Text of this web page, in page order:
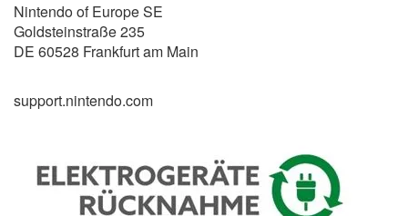
Nintendo of Europe SE
Goldsteinstraße 235
DE 60528 Frankfurt am Main
support.nintendo.com